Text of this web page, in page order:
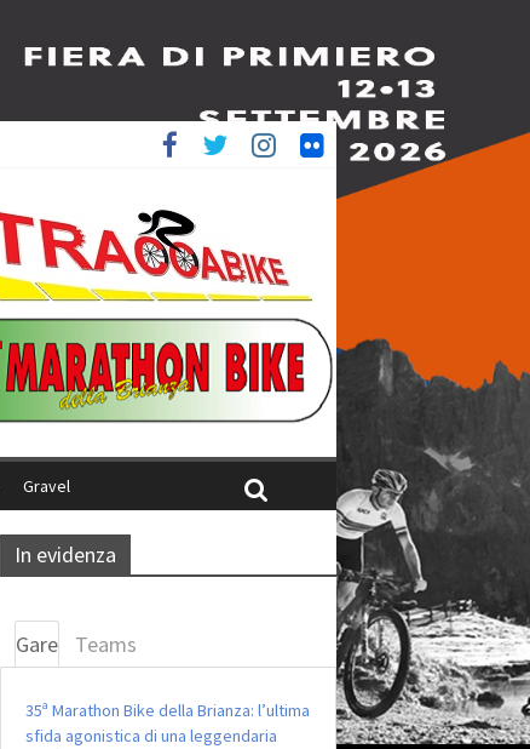
Gravel
In evidenza
Gare Teams
35ª Marathon Bike della Brianza: l’ultima
sfida agonistica di una leggendaria